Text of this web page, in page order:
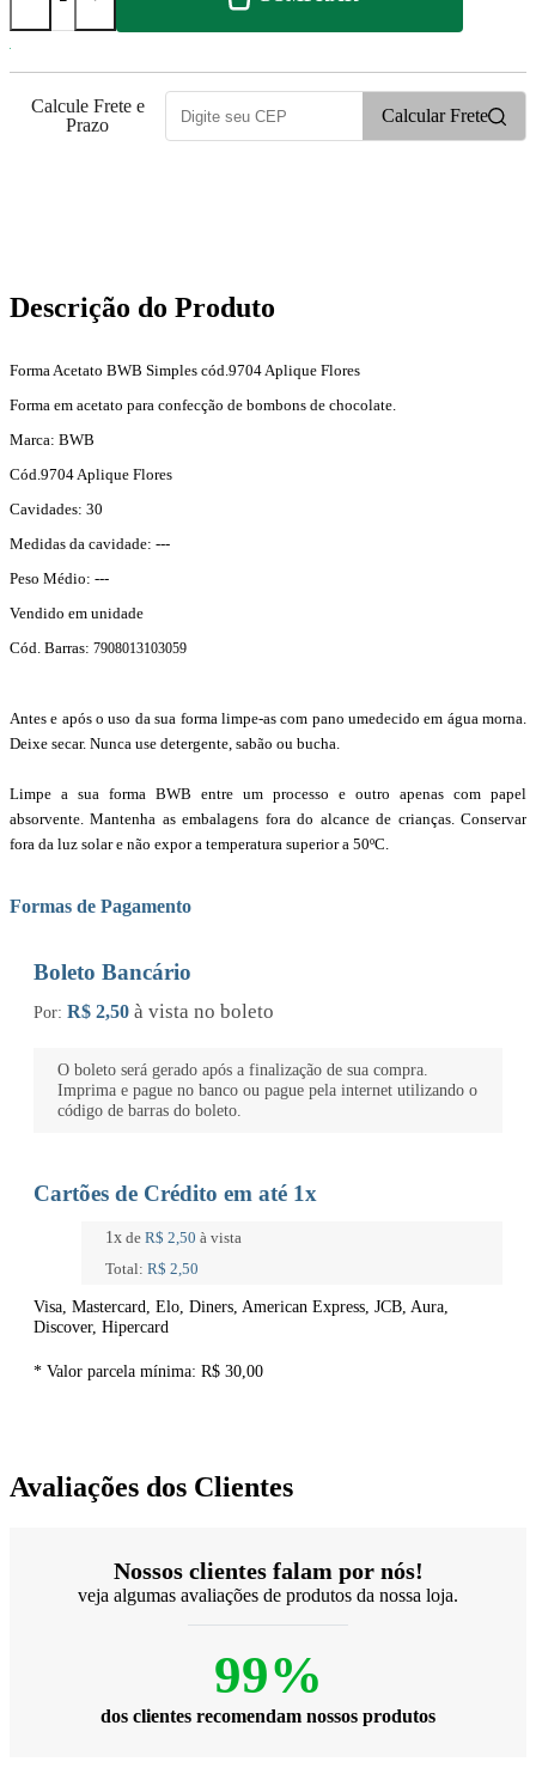
Calcule Frete e
Prazo
Calcular Frete
Descrição do Produto
Forma Acetato BWB Simples cód.9704 Aplique Flores
Forma em acetato para confecção de bombons de chocolate.
Marca: BWB
Cód.9704 Aplique Flores
Cavidades: 30
Medidas da cavidade: ---
Peso Médio: ---
Vendido em unidade
Cód. Barras: 7908013103059
Antes e após o uso da sua forma limpe-as com pano umedecido em água morna.
Deixe secar. Nunca use detergente, sabão ou bucha.
Limpe a sua forma BWB entre um processo e outro apenas com papel
absorvente. Mantenha as embalagens fora do alcance de crianças. Conservar
fora da luz solar e não expor a temperatura superior a 50ºC.
Formas de Pagamento
Boleto Bancário
Por: R$ 2,50 à vista no boleto
O boleto será gerado após a finalização de sua compra.
Imprima e pague no banco ou pague pela internet utilizando o
código de barras do boleto.
Cartões de Crédito em até 1x
1x de R$ 2,50 à vista
Total: R$ 2,50
Visa, Mastercard, Elo, Diners, American Express, JCB, Aura,
Discover, Hipercard
* Valor parcela mínima: R$ 30,00
Avaliações dos Clientes
Nossos clientes falam por nós!
veja algumas avaliações de produtos da nossa loja.
99%
dos clientes recomendam nossos produtos